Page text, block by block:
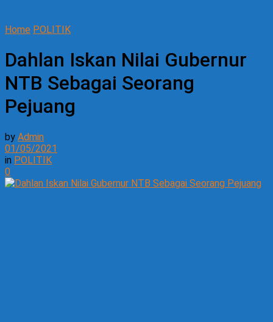
Home POLITIK
Dahlan Iskan Nilai Gubernur
NTB Sebagai Seorang
Pejuang
by Admin
01/05/2021
in POLITIK
0